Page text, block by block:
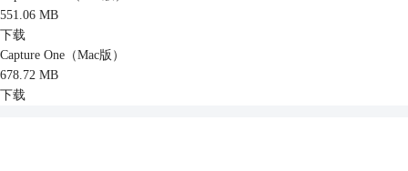
551.06 MB
下载
Capture One（Mac版）
678.72 MB
下载